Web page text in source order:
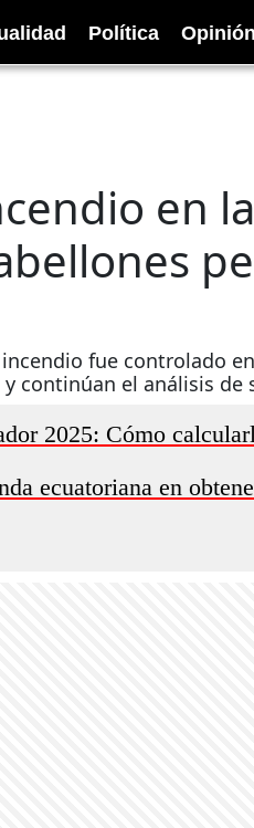
Política Opinión
en
fue controlado
continúan el análisis de
2025: Cómo
ecuatoriana en